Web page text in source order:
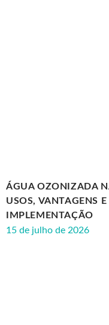
ÁGUA OZONIZADA
USOS, VANTAGENS
IMPLEMENTAÇÃO
15 de julho de 2026